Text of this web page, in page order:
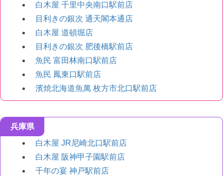
白木屋 千里中央南口駅前店
目利きの銀次 通天閣本通店
白木屋 道頓堀店
目利きの銀次 肥後橋駅前店
魚民 富田林南口駅前店
魚民 鳳東口駅前店
濱焼北海道魚萬 枚方市北口駅前店
兵庫県
白木屋 JR尼崎北口駅前店
白木屋 阪神甲子園駅前店
千年の宴 神戸駅前店